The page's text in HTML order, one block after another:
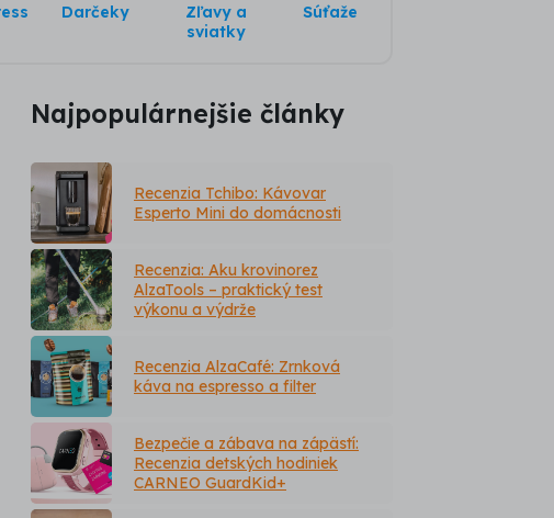
Darčeky
Zľavy a
sviatky
Súťaže
Najpopulárnejšie články
Recenzia Tchibo: Kávovar
Esperto Mini do domácnosti
Recenzia: Aku krovinorez
AlzaTools – praktický test
výkonu a výdrže
Recenzia AlzaCafé: Zrnková
káva na espresso a filter
Bezpečie a zábava na zápästí:
Recenzia detských hodiniek
CARNEO GuardKid+